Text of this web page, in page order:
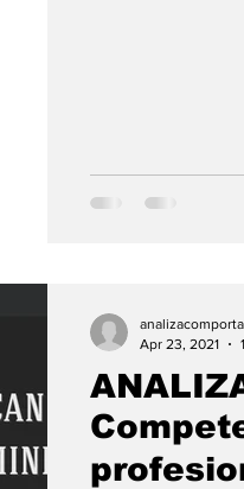
Apr 23, 2021